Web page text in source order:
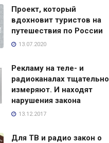
Проект, который
вдохновит туристов на
путешествия по России
13.07.2020
Рекламу на теле- и
радиоканалах тщательно
измеряют. И находят
нарушения закона
13.12.2017
Для ТВ и радио закон о